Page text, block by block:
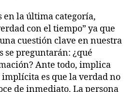
en la última categoría,
con el tiempo” ya que
cuestión clave en nuestra
se preguntarán: ¿qué
Ante todo, implica
implícita es que la verdad no
de inmediato. La persona